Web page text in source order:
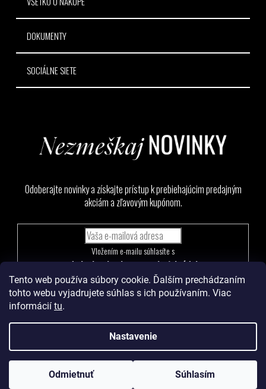
Tento web používa súbory cookie. Ďalším prechádzaním
tohto webu vyjadrujete súhlas s ich používaním. Viac
informácií tu.
Nastavenie
Odmietnuť Súhlasím
DOKUMENTY
SOCIÁLNE SIETE
Odoberajte novinky a získajte prístup k prebiehajúcim predajným
akciám a zľavovým kupónom.
podmienkami ochrany osobných údajov
PRIHLÁSIŤ
Vytvoril Shoptet
Adatelier